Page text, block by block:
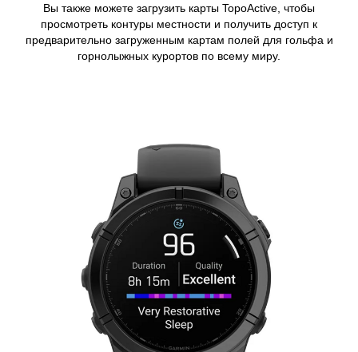
Вы также можете загрузить карты TopoActive, чтобы
просмотреть контуры местности и получить доступ к
предварительно загруженным картам полей для гольфа и
горнолыжных курортов по всему миру.